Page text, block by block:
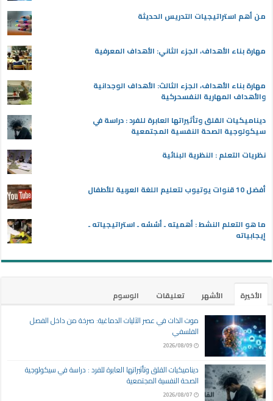
من أهم استراتيجيات التدريس الحديثة
مهارة بناء الأهداف، الجزء الثاني: الأهداف المعرفية
مهارة بناء الأهداف، الجزء الثالث: الأهداف الوجدانية
والأهداف المهارية النفسحركية
ديناميكيات القلق وتأثيراتها العابرة للفرد : دراسة في
سيكولوجية الصحة النفسية المجتمعية
نظريات التعلم : النظرية البنائية
أفضل 10 قنوات يوتيوب لتعليم اللغة العربية للأطفال
ما هو التعلم النشط : أهميته ـ أسُسُه ـ استراتيجياته ـ
إيجابياته
الأخيرة الأشهر تعليقات
الوسوم
موت الذات في عصر الآليات الدماغية: صرخة من داخل الفصل
الفلسفي
2026/08/09
ديناميكيات القلق وتأثيراتها العابرة للفرد : دراسة في سيكولوجية
الصحة النفسية المجتمعية
2026/08/07